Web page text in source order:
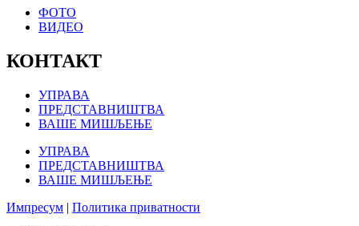
ФОТО
ВИДЕО
КОНТАКТ
УПРАВА
ПРЕДСТАВНИШТВА
ВАШЕ МИШЉЕЊЕ
УПРАВА
ПРЕДСТАВНИШТВА
ВАШЕ МИШЉЕЊЕ
Импресум | Политика приватности